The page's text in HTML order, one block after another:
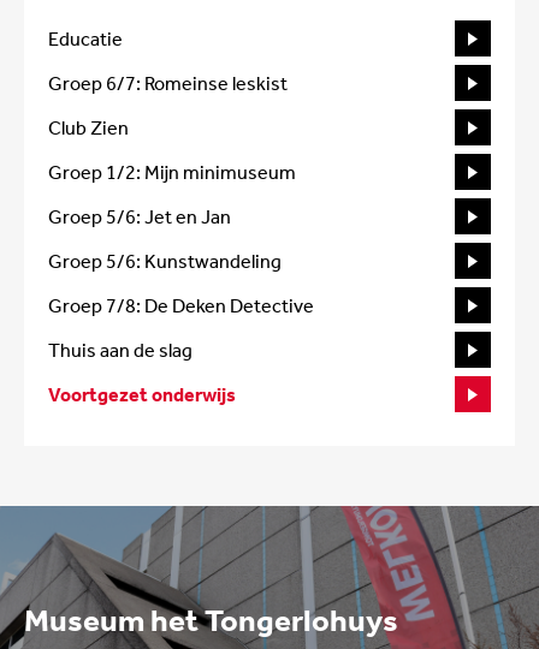
Educatie
Groep 6/7: Romeinse leskist
Club Zien
Groep 1/2: Mijn minimuseum
Groep 5/6: Jet en Jan
Groep 5/6: Kunstwandeling
Groep 7/8: De Deken Detective
Thuis aan de slag
Voortgezet onderwijs
Museum het Tongerlohuys